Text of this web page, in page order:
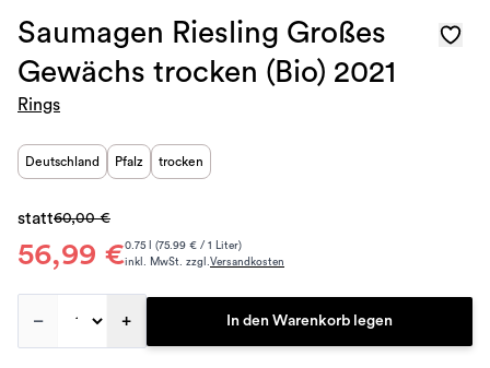
Saumagen Riesling Großes
Gewächs trocken (Bio) 2021
Rings
Deutschland Pfalz trocken
56,99 €
statt60,00 €
0.75 l (75.99 € / 1 Liter)
inkl. MwSt. zzgl.Versandkosten
– + In den Warenkorb legen